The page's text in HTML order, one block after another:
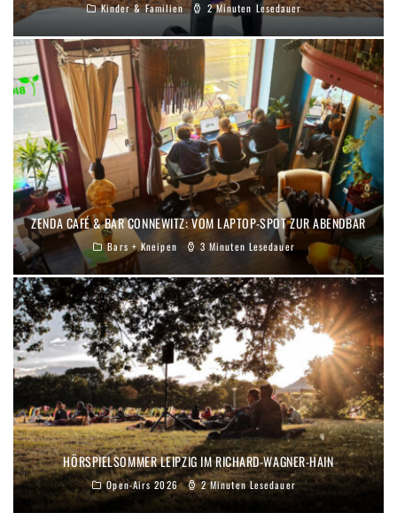
Kinder & Familien 2 Minuten Lesedauer
ZENDA CAFÉ & BAR CONNEWITZ: VOM LAPTOP-SPOT ZUR ABENDBAR
Bars + Kneipen 3 Minuten Lesedauer
HÖRSPIELSOMMER LEIPZIG IM RICHARD-WAGNER-HAIN
Open-Airs 2026 2 Minuten Lesedauer